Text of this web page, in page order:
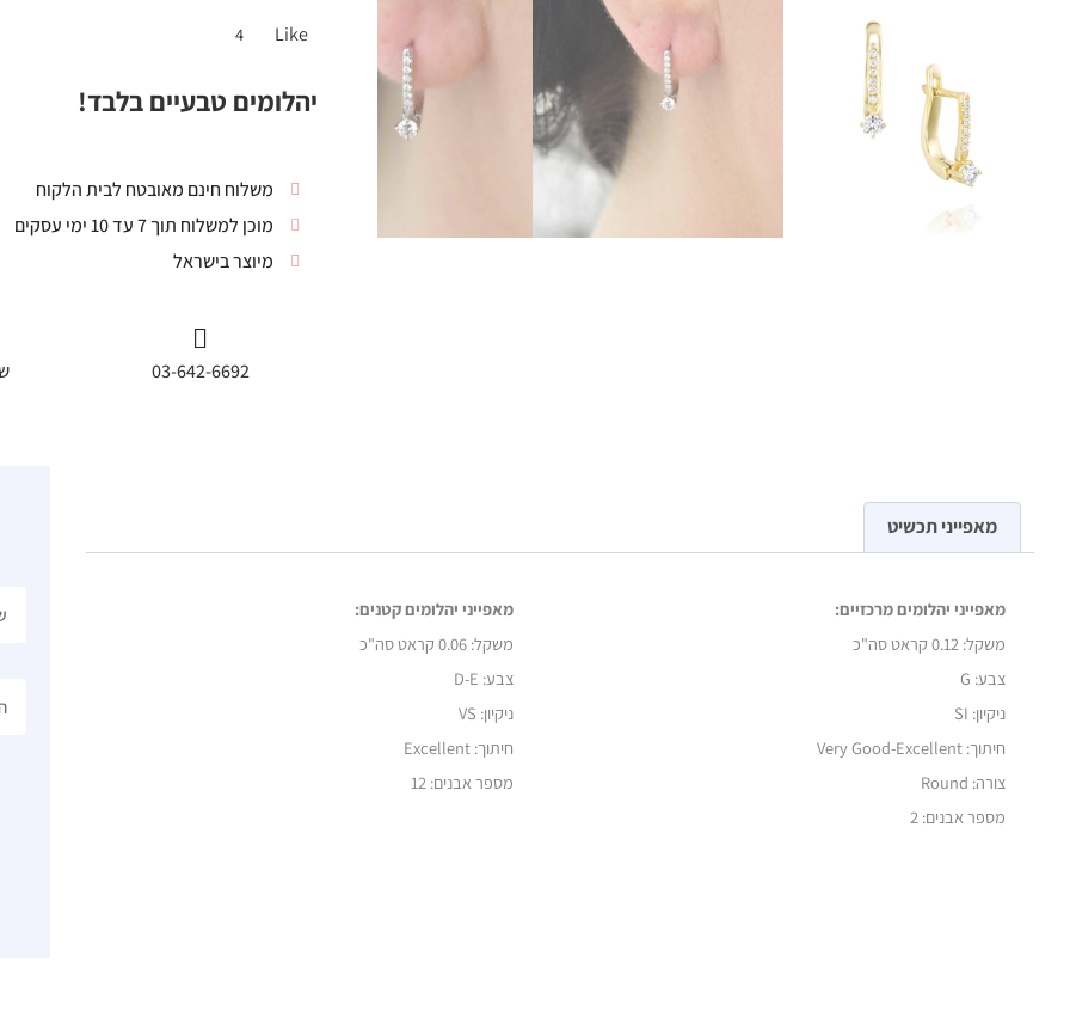
Like
4
יהלומים טבעיים בלבד!
משלוח חינם מאובטח לבית הלקוח
מוכן למשלוח תוך 7 עד 10 ימי עסקים
מיוצר בישראל
03-642-6692
מאפייני תכשיט
מאפייני יהלומים מרכזיים:
מאפייני יהלומים קטנים:
משקל: 0.12 קראט סה"כ
משקל: 0.06 קראט סה"כ
צבע: G
צבע: D-E
ניקיון: SI
ניקיון: VS
חיתוך: Very Good-Excellent
חיתוך: Excellent
צורה: Round
מספר אבנים: 12
מספר אבנים: 2